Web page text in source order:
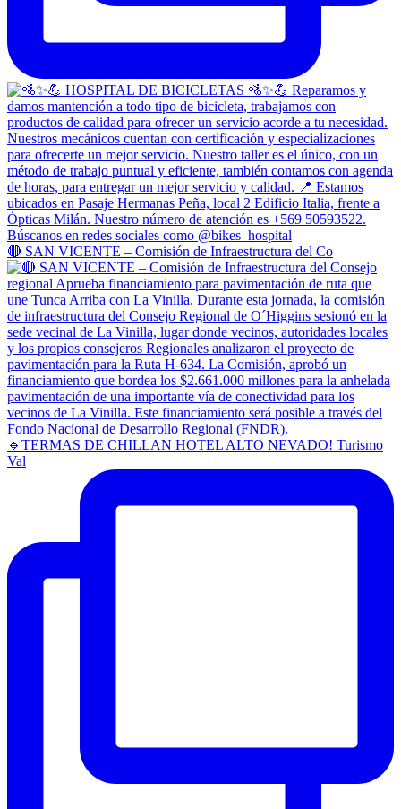
🔴 SAN VICENTE – Comisión de Infraestructura del Co
🔹TERMAS DE CHILLAN HOTEL ALTO NEVADO! Turismo
Val